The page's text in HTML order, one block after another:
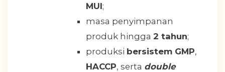
MUI;
masa penyimpanan
produk hingga 2 tahun;
produksi bersistem GMP,
HACCP, serta double